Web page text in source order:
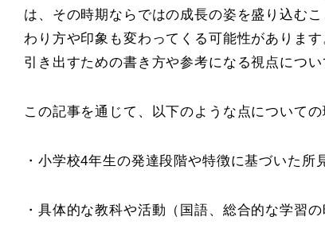
は、その時期ならではの成長の姿を盛り込むこ
わり方や印象も変わってくる可能性があります
引き出すための書き方や参考になる視点につい
この記事を通じて、以下のような点について
・小学校4年生の発達段階や特徴に基づいた所
・具体的な教科や活動（国語、総合的な学習